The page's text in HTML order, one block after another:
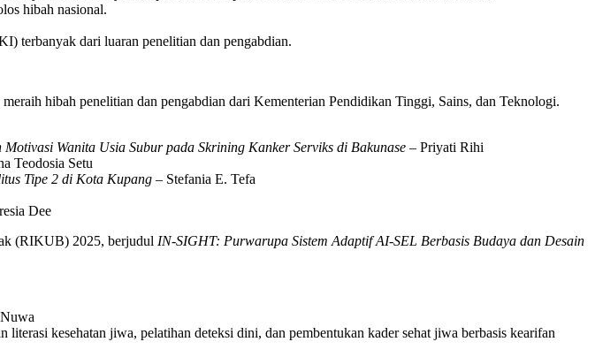
hibah nasional.
terbanyak dari luaran penelitian dan pengabdian.
hibah penelitian dan pengabdian dari Kementerian Pendidikan Tinggi, Sains, dan Teknologi.
Wanita Usia Subur pada Skrining Kanker Serviks di Bakunase – Priyati Rihi
Teodosia Setu
Tipe 2 di Kota Kupang – Stefania E. Tefa
Dee
(RIKUB) 2025, berjudul IN-SIGHT: Purwarupa Sistem Adaptif AI-SEL Berbasis Budaya dan Desain
kesehatan jiwa, pelatihan deteksi dini, dan pembentukan kader sehat jiwa berbasis kearifan